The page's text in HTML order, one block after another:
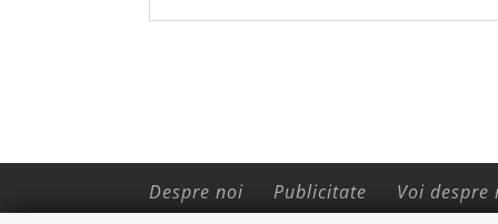
Despre noi Publicitate Voi despre